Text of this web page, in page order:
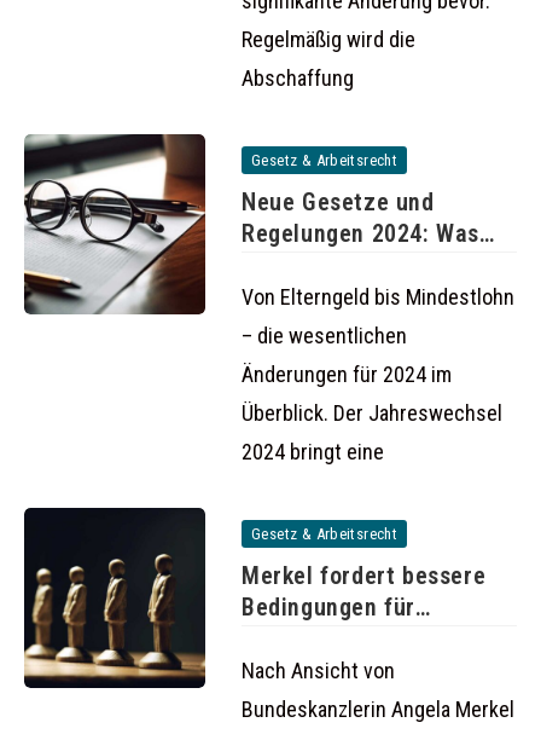
Regelmäßig wird die
Abschaffung
Gesetz & Arbeitsrecht
Neue Gesetze und
Regelungen 2024: Was
Von Elterngeld bis Mindestlohn
– die wesentlichen
Änderungen für 2024 im
Überblick. Der Jahreswechsel
2024 bringt eine
Gesetz & Arbeitsrecht
Merkel fordert bessere
Bedingungen für
Nach Ansicht von
Bundeskanzlerin Angela Merkel